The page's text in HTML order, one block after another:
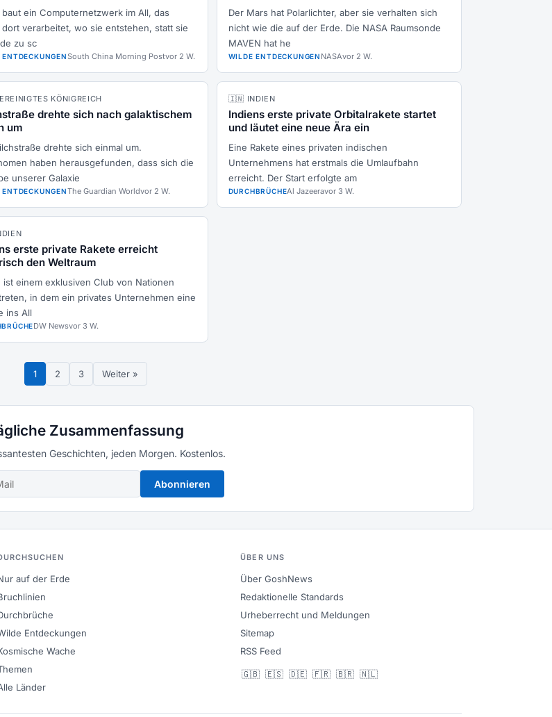
baut ein Computernetzwerk im All, das
dort verarbeitet, wo sie entstehen, statt sie
zu sc
South China Morning Postvor 2 W.
Der Mars hat Polarlichter, aber sie verhalten sich
nicht wie die auf der Erde. Die NASA Raumsonde
MAVEN hat he
WILDE ENTDECKUNGEN NASAvor 2 W.
KÖNIGREICH
drehte sich nach galaktischem
um
drehte sich einmal um.
haben herausgefunden, dass sich die
unserer Galaxie
The Guardian Worldvor 2 W.
🇮🇳 INDIEN
Indiens erste private Orbitalrakete startet
und läutet eine neue Ära ein
Eine Rakete eines privaten indischen
Unternehmens hat erstmals die Umlaufbahn
erreicht. Der Start erfolgte am
DURCHBRÜCHEAl Jazeeravor 3 W.
erste private Rakete erreicht
den Weltraum
ist einem exklusiven Club von Nationen
in dem ein privates Unternehmen eine
ins All
DW Newsvor 3 W.
1 2 3 Weiter »
Zusammenfassung
Geschichten, jeden Morgen. Kostenlos.
Abonnieren
auf der Erde
Entdeckungen
Wache
Länder
ÜBER UNS
Über GoshNews
Redaktionelle Standards
Urheberrecht und Meldungen
Sitemap
RSS Feed
🇬🇧 🇪🇸 🇩🇪 🇫🇷 🇧🇷 🇳🇱